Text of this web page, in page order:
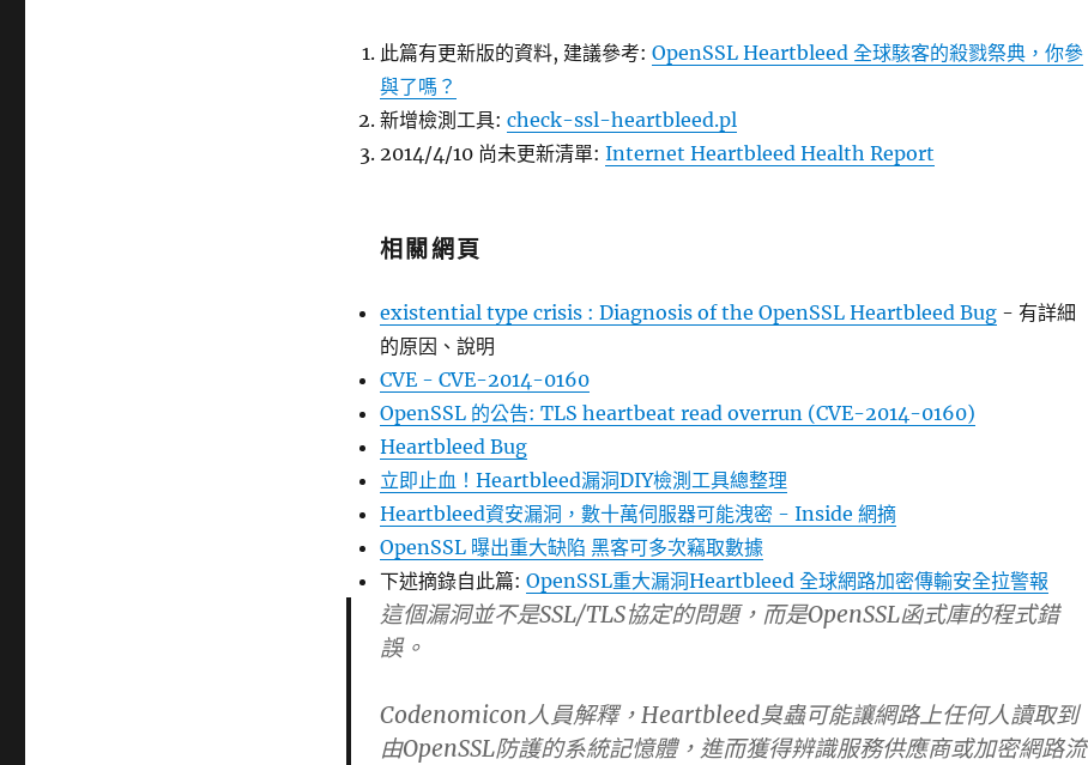
此篇有更新版的資料, 建議參考: OpenSSL Heartbleed 全球駭客的殺戮祭典，你參
與了嗎？
新增檢測工具: check-ssl-heartbleed.pl
2014/4/10 尚未更新清單: Internet Heartbleed Health Report
相關網頁
existential type crisis : Diagnosis of the OpenSSL Heartbleed Bug- 有詳細
的原因、說明
CVE - CVE-2014-0160
OpenSSL 的公告: TLS heartbeat read overrun (CVE-2014-0160)
Heartbleed Bug
立即止血！Heartbleed漏洞DIY檢測工具總整理
Heartbleed資安漏洞，數十萬伺服器可能洩密 - Inside 網摘
OpenSSL 曝出重大缺陷 黑客可多次竊取數據
下述摘錄自此篇: OpenSSL重大漏洞Heartbleed 全球網路加密傳輸安全拉警報
這個漏洞並不是SSL/TLS協定的問題，而是OpenSSL函式庫的程式錯
誤。
Codenomicon人員解釋，Heartbleed臭蟲可能讓網路上任何人讀取到
由OpenSSL防護的系統記憶體，進而獲得辨識服務供應商或加密網路流